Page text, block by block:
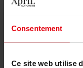
Consentement
Ce site web utilise
Gratis levering